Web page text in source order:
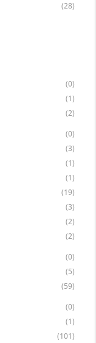
(28)
(1)
(2)
(0)
(3)
(1)
(1)
(19)
(3)
(2)
(2)
(0)
(5)
(59)
(0)
(1)
(101)
(0)